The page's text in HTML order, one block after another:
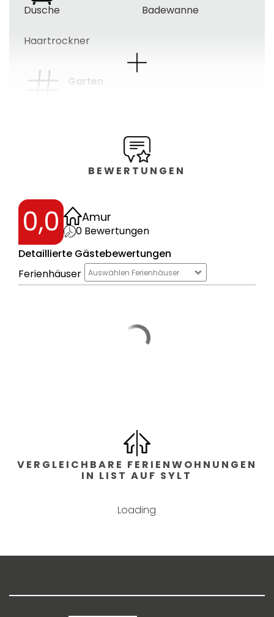
Dusche Badewanne
Haartrockner
Garten
Schlafzimmer
Ganzkörperspiegel
Schlafzimmer
Schlafzimmer: 3,Art der Betten :
Doppelbett,Etagenbett,Einzelbett
im Ort
BEWERTUNGEN
0,0 Amur
0 Bewertungen
Detaillierte Gästebewertungen
Ferienhäuser
Auswählen Ferienhäuser
VERGLEICHBARE FERIENWOHNUNGEN
IN LIST AUF SYLT
Loading